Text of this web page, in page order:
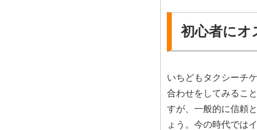
初心者にオ
いちどもタクシーチ
合わせをしてみるこ
すが、一般的に信頼
ょう。今の時代では